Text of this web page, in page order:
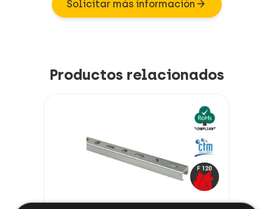
Solicitar más información arrow_forward
Productos relacionados